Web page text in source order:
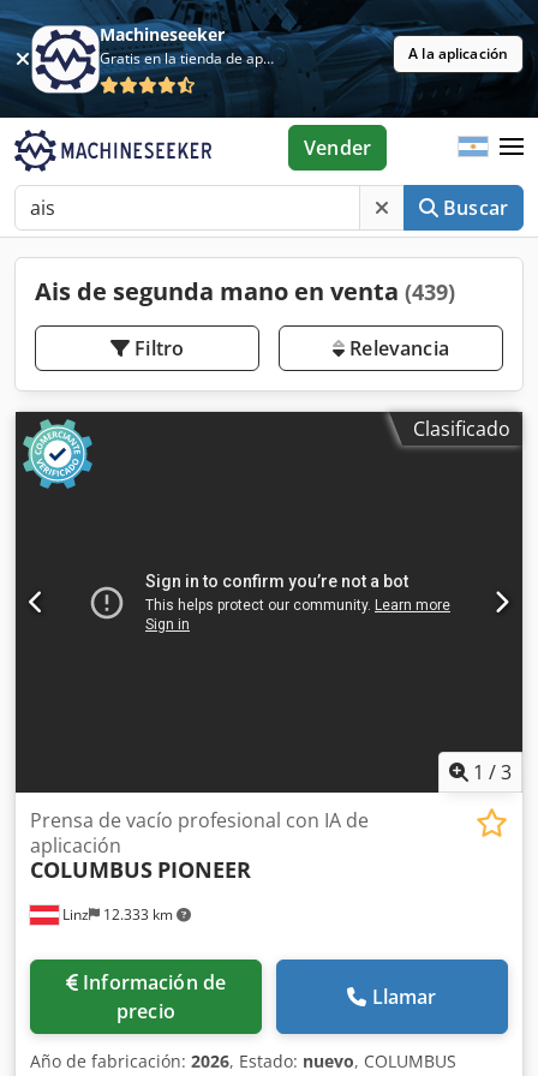
Machineseeker
Gratis en la tienda de aplicaciones A la aplicación
Buscar
Vender
Ais de segunda mano en venta (439)
Filtro Relevancia
Clasificado
1 /3
Linz 12.333 km
Prensa de vacío profesional con IA de
aplicación
COLUMBUS PIONEER
Información de
precio
Llamar
Año de fabricación: 2026, Estado: nuevo, COLUMBUS